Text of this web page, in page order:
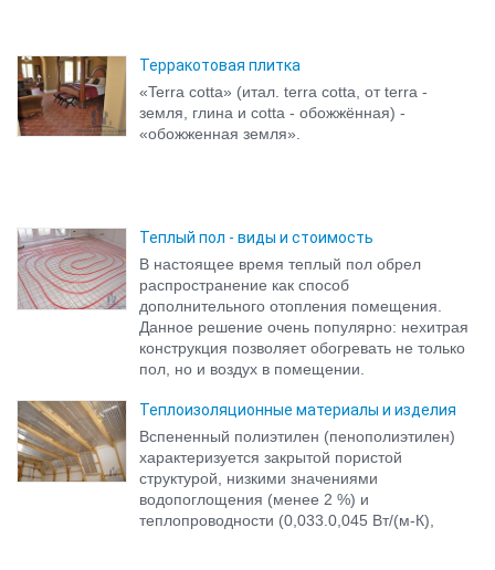
Терракотовая плитка
«Terra cotta» (итал. terra cotta, от terra -
земля, глина и cotta - обожжённая) -
«обожженная земля».
Теплый пол - виды и стоимость
В настоящее время теплый пол обрел
распространение как способ
дополнительного отопления помещения.
Данное решение очень популярно: нехитрая
конструкция позволяет обогревать не только
пол, но и воздух в помещении.
Теплоизоляционные материалы и изделия
Вспененный полиэтилен (пенополиэтилен)
характеризуется закрытой пористой
структурой, низкими значениями
водопоглощения (менее 2 %) и
теплопроводности (0,033.0,045 Вт/(м-К),